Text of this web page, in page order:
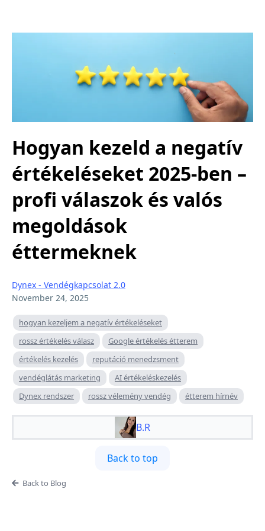
Hogyan kezeld a negatív
értékeléseket 2025-ben –
profi válaszok és valós
megoldások
éttermeknek
Dynex - Vendégkapcsolat 2.0
November 24, 2025
hogyan kezeljem a negatív értékeléseket
rossz értékelés válasz
Google értékelés étterem
értékelés kezelés
reputáció menedzsment
vendéglátás marketing
AI értékeléskezelés
Dynex rendszer
rossz vélemény vendég étterem hírnév
B.R
Back to top
Back to Blog